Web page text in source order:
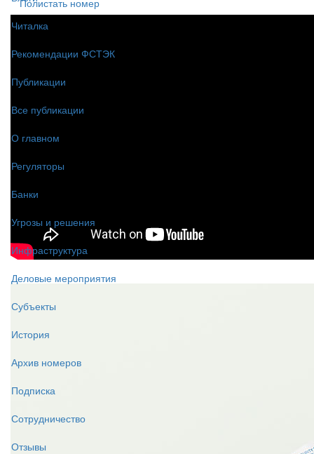
Читалка
Рекомендации ФСТЭК
Публикации
Все публикации
О главном
Регуляторы
Банки
Угрозы и решения
Инфраструктура
Деловые мероприятия
Субъекты
История
Архив номеров
Подписка
Сотрудничество
Отзывы